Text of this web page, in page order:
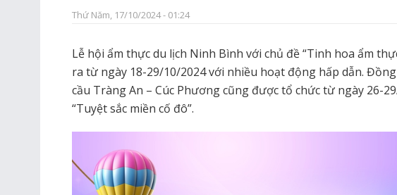
Thứ Năm, 17/10/2024 - 01:24
Lễ hội ẩm thực du lịch Ninh Bình với chủ đề “Tinh hoa ẩm
ra từ ngày 18-29/10/2024 với nhiều hoạt động hấp dẫn.
cầu Tràng An – Cúc Phương cũng được tổ chức từ ngày 26-
“Tuyệt sắc miền cố đô”.